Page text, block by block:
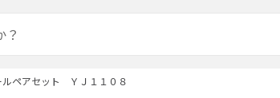
ルペアセット ＹＪ１１０８